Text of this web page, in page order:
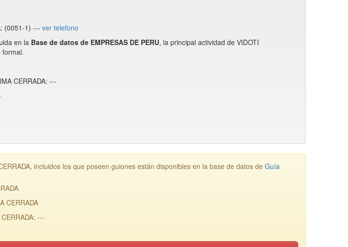
(0051-1) --- ver telefono
en la Base de datos de EMPRESAS DE PERU, la principal actividad de VIDOTI
formal.
CERRADA: ---
incluidos los que poseen guiones están disponibles en la base de datos de Guía
CERRADA
---